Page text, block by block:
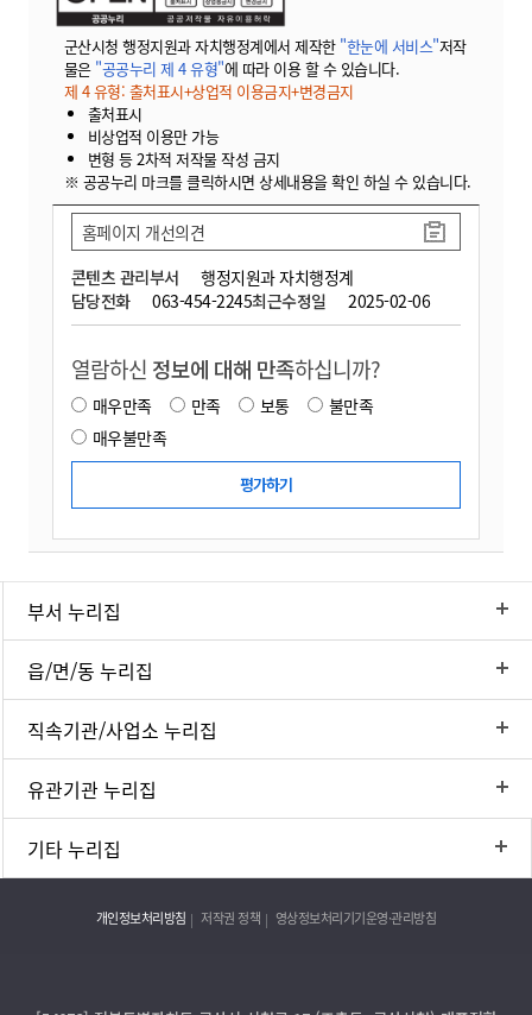
군산시청 행정지원과 자치행정계에서 제작한 "한눈에 서비스"저작
물은 "공공누리 제 4 유형"에 따라 이용 할 수 있습니다.
제 4 유형: 출처표시+상업적 이용금지+변경금지
출처표시
비상업적 이용만 가능
변형 등 2차적 저작물 작성 금지
※ 공공누리 마크를 클릭하시면 상세내용을 확인 하실 수 있습니다.
콘텐츠 관리부서
행정지원과 자치행정계
담당전화
063-454-2245최근수정일 2025-02-06
홈페이지 개선의견
열람하신 정보에 대해 만족하십니까?
매우만족 만족 보통
불만족
매우불만족
부서 누리집
읍/면/동 누리집
직속기관/사업소 누리집
유관기관 누리집
기타 누리집
개인정보처리방침 저작권 정책 영상정보처리기기운영·관리방침